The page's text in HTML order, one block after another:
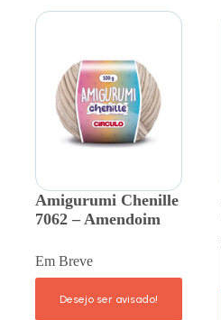
Amigurumi Chenille
7062 – Amendoim
Em Breve